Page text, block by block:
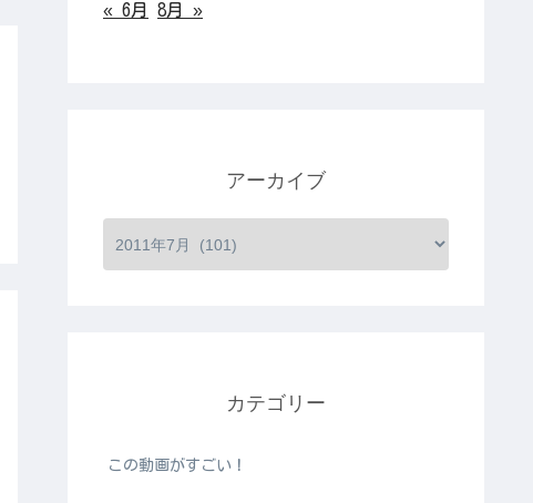
« 6月 8月 »
アーカイブ
カテゴリー
この動画がすごい！